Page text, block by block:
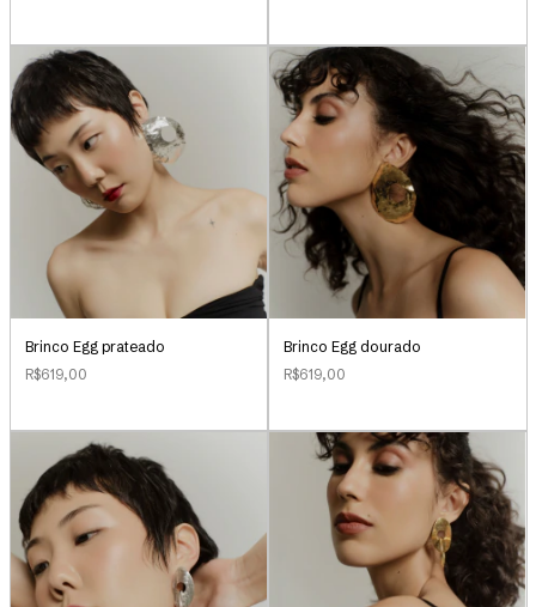
Brinco Egg prateado
R$619,00
Brinco Egg dourado
R$619,00